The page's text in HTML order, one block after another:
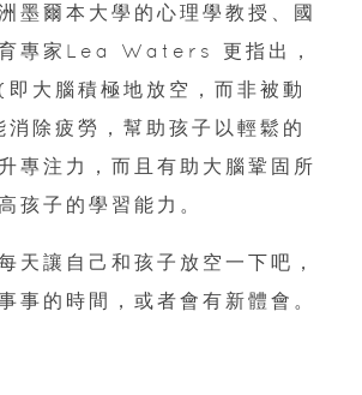
墨爾本大學的心理學教授、國
專家Lea Waters 更指出，
即大腦積極地放空，而非被動
除疲勞，幫助孩子以輕鬆的
專注力，而且有助大腦鞏固所
孩子的學習能力。
天讓自己和孩子放空一下吧，
事的時間，或者會有新體會。